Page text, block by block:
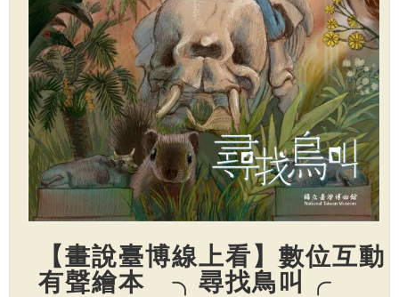
【畫說臺博線上看】數位互動
有聲繪本 ╮尋找鳥叫╭